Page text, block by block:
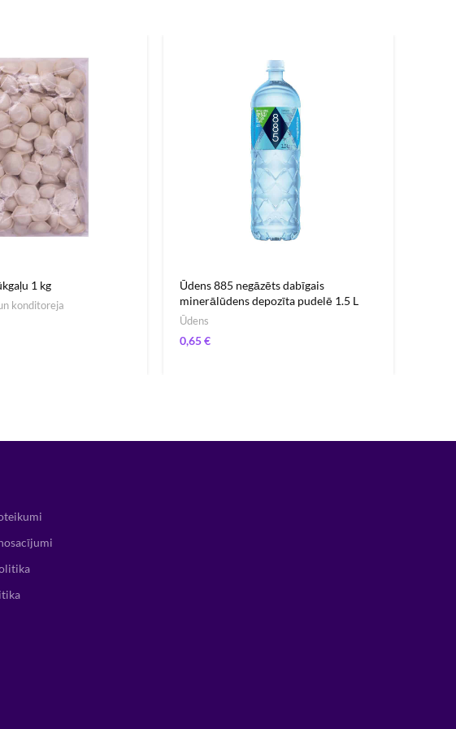
1 kg
konditoreja
Ūdens 885 negāzēts dabīgais
minerālūdens depozīta pudelē 1.5 L
Ūdens
€